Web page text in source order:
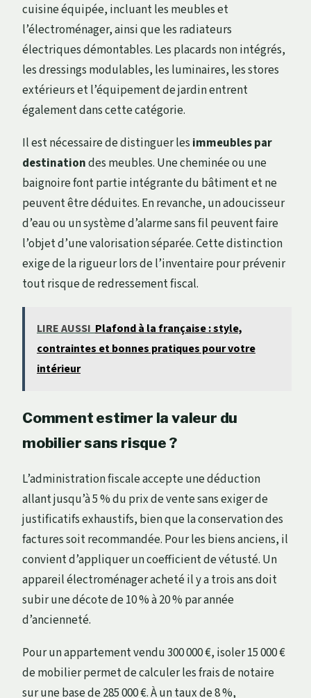
cuisine équipée, incluant les meubles et
l’électroménager, ainsi que les radiateurs
électriques démontables. Les placards non intégrés,
les dressings modulables, les luminaires, les stores
extérieurs et l’équipement de jardin entrent
également dans cette catégorie.
Il est nécessaire de distinguer les immeubles par
destinationdes meubles. Une cheminée ou une
baignoire font partie intégrante du bâtiment et ne
peuvent être déduites. En revanche, un adoucisseur
d’eau ou un système d’alarme sans fil peuvent faire
l’objet d’une valorisation séparée. Cette distinction
exige de la rigueur lors de l’inventaire pour prévenir
tout risque de redressement fiscal.
LIRE AUSSI Plafond à la française : style,
contraintes et bonnes pratiques pour votre
intérieur
Comment estimer la valeur du
mobilier sans risque ?
L’administration fiscale accepte une déduction
allant jusqu’à 5 % du prix de vente sans exiger de
justificatifs exhaustifs, bien que la conservation des
factures soit recommandée. Pour les biens anciens, il
convient d’appliquer un coefficient de vétusté. Un
appareil électroménager acheté il y a trois ans doit
subir une décote de 10 % à 20 % par année
d’ancienneté.
Pour un appartement vendu 300 000 €, isoler 15 000 €
de mobilier permet de calculer les frais de notaire
sur une base de 285 000 €. À un taux de 8 %,